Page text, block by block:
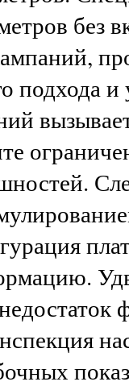
без
подхода